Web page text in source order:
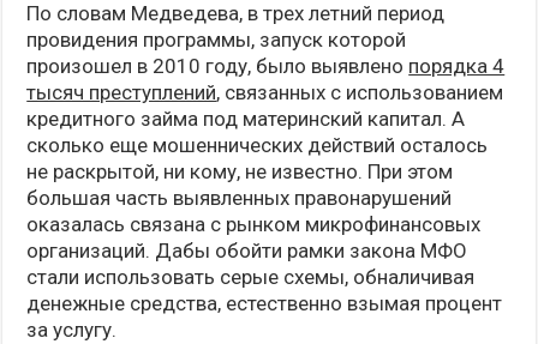
По словам Медведева, в трех летний период
провидения программы, запуск которой
произошел в 2010 году, было выявлено порядка 4
тысяч преступлений, связанных с использованием
кредитного займа под материнский капитал. А
сколько еще мошеннических действий осталось
не раскрытой, ни кому, не известно. При этом
большая часть выявленных правонарушений
оказалась связана с рынком микрофинансовых
организаций. Дабы обойти рамки закона МФО
стали использовать серые схемы, обналичивая
денежные средства, естественно взымая процент
за услугу.